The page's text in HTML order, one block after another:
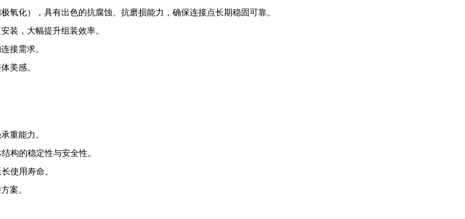
氧化），具有出色的抗腐蚀、抗磨损能力，确保连接点长期稳固可靠。
装，大幅提升组装效率。
接需求。
美感。
重能力。
构的稳定性与安全性。
使用寿命。
案。